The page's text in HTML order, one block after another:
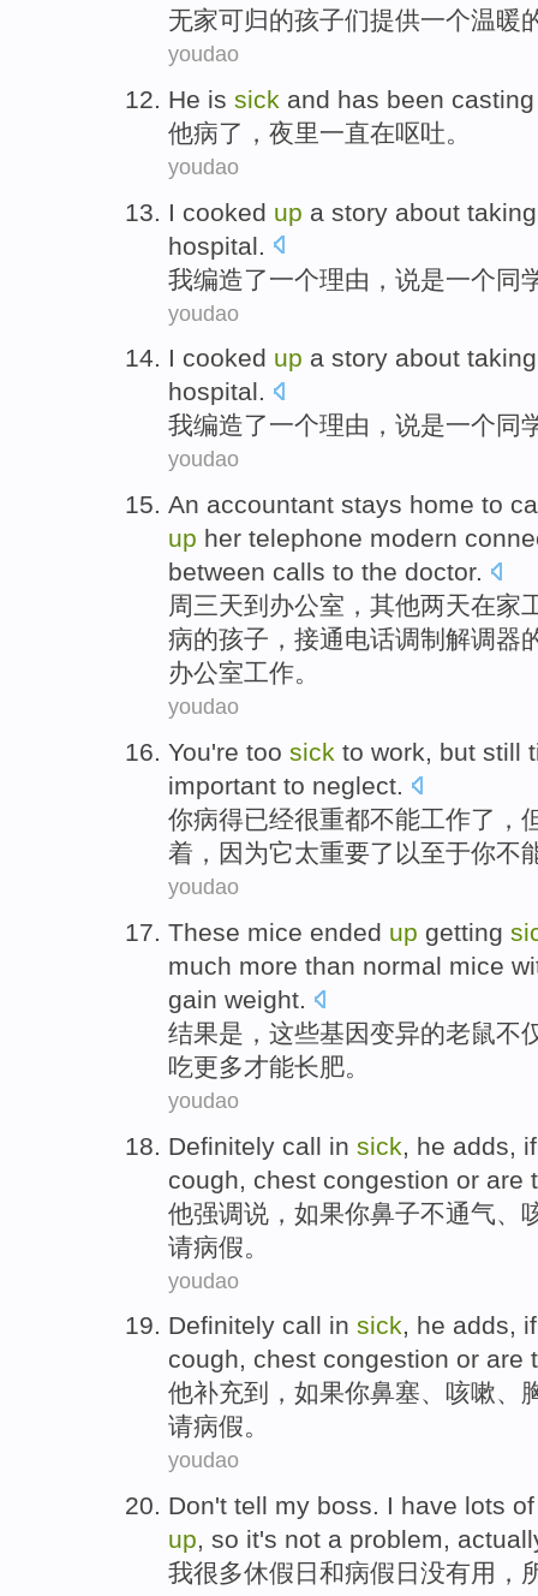
无家可归的孩子们提供一个温暖
youdao
He is sick and has been
他病了， 夜里一直在呕吐。
youdao
I cooked up a story about
hospital
我编造了一个理由，说是一个同
youdao
I cooked up a story about
hospital.
我编造了一个理由，说是一个同
youdao
An accountant stays home to
up her telephone modern
between calls to the doctor.
周三天到 办公室 ，其他两天在家
病的孩子 ， 接通电话调制解调器
办公室工作。
youdao
You're too sick to work, but still
important to neglect.
你病得已经很重都不能工作了，
着， 因为它太重要了以至于你不
youdao
These mice ended up getting
much more than normal mice
gain weight.
结果是 ， 这些基因变异的老鼠不
吃更多才能长肥。
youdao
Definitely call in sick he adds
if
cough
chest congestion or are
他强调说 ， 如果你鼻子不通气、
请病假 。
youdao
Definitely call in sick, he adds, if
cough, chest congestion or are
他补充到 ， 如果你鼻塞、 咳嗽、
请病假。
youdao
Don't tell my boss. I have lots of
up, so it's not a problem,
我很多休假 日 和病假日没有用，